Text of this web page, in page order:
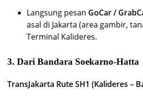
Langsung pesan GoCar /
asal di Jakarta (area gambir,
Terminal Kalideres.
3. Dari Bandara Soekarno-Hatta
TransJakarta Rute SH1 (Kalideres –